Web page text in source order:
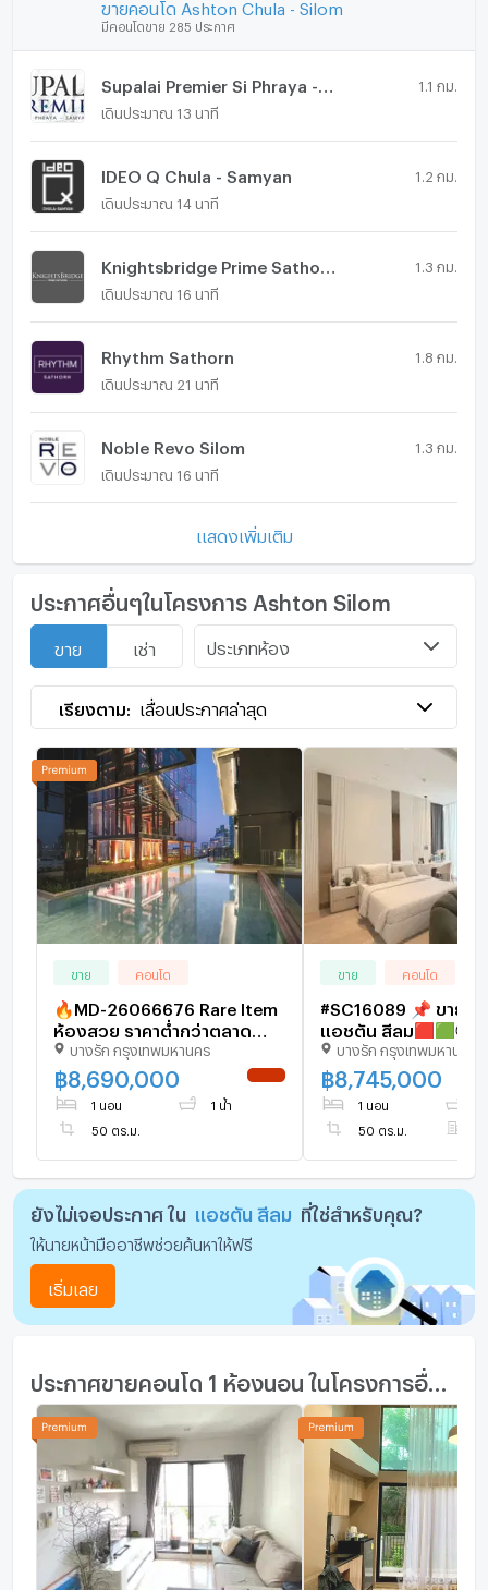
ขายคอนโด Ashton Chula - Silom
มีคอนโดขาย 285 ประกาศ
1.1 กม.
เดินประมาณ 13 นาที
IDEO Q Chula - Samyan 1.2 กม.
เดินประมาณ 14 นาที
1.3 กม.
เดินประมาณ 16 นาที
Rhythm Sathorn 1.8 กม.
เดินประมาณ 21 นาที
Noble Revo Silom 1.3 กม.
เดินประมาณ 16 นาที
แสดงเพิ่มเติม
ประกาศอื่นๆในโครงการ Ashton Silom
ขาย เช่า ประเภทห้อง
เรียงตาม: เลื่อนประกาศล่าสุด
ขาย คอนโด
🔥MD-26066676 Rare Item
ห้องสวย ราคาต่ำกว่าตลาด
Ashton Silom รีบจองก่อน
หลุด 🔥
บางรัก กรุงเทพมหานคร
฿8,690,000
1 นอน 1 น้ำ
50 ตร.ม.
ขาย คอนโด
#SC16089 📌 ขาย |
แอชตัน สีลม🟥🟩💬
🔥✨
บางรัก กรุงเทพมหานคร
฿8,745,000
1 นอน
50 ตร.ม.
ยังไม่เจอประกาศ ใน แอชตัน สีลม ที่ใช่สำหรับคุณ?
ให้นายหน้ามืออาชีพช่วยค้นหาให้ฟรี
เริ่มเลย